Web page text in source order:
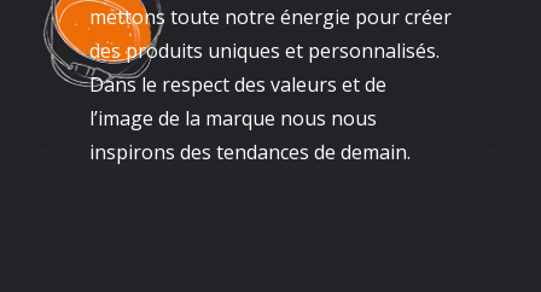
mettons toute notre énergie pour créer
des produits uniques et personnalisés.
Dans le respect des valeurs et de
l’image de la marque nous nous
inspirons des tendances de demain.